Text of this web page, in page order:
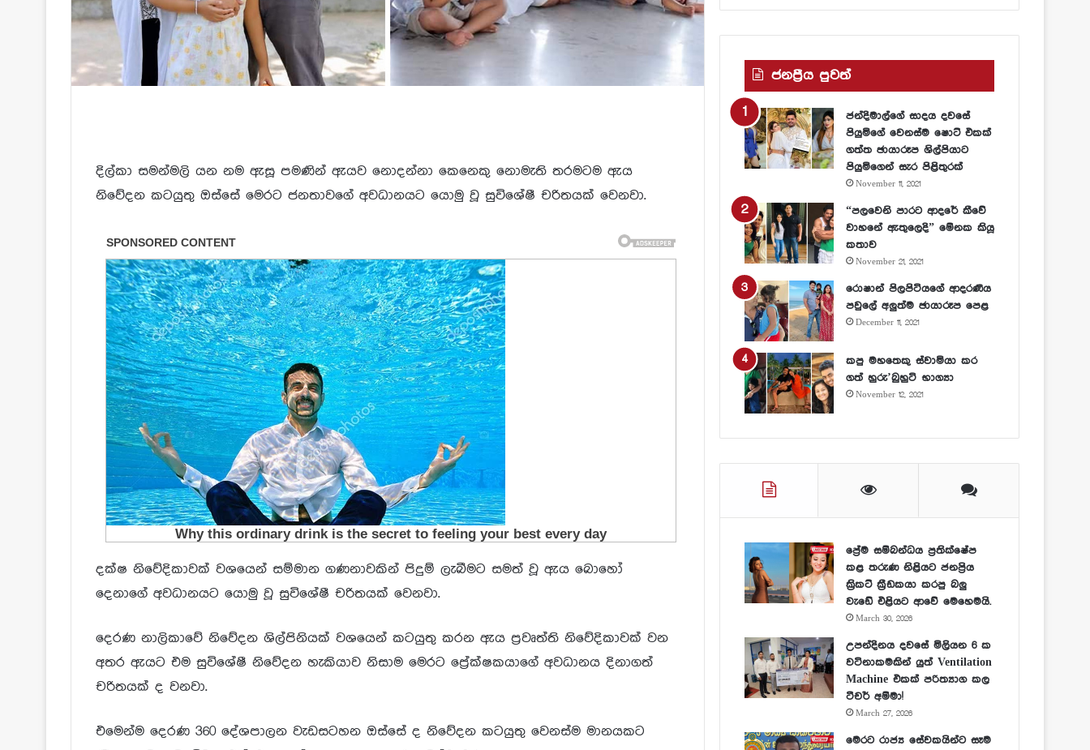
දිල්කා සමන්මලි යන නම ඇසූ පමණින් ඇයව නොදන්නා කෙනෙකු නොමැති තරමටම ඇය
නිවේදන කටයුතු ඔස්සේ මෙරට ජනතාවගේ අවධානයට යොමු වූ සුවිශේෂී චරිතයක් වෙනවා.
දක්ෂ නිවේදිකාවක් වශයෙන් සම්මාන ගණනාවකින් පිදුම් ලැබීමට සමත් වූ ඇය බොහෝ
දෙනාගේ අවධානයට යොමු වූ සුවිශේෂී චරිතයක් වෙනවා.
දෙරණ නාලිකාවේ නිවේදන ශිල්පිනියක් වශයෙන් කටයුතු කරන ඇය ප්‍රවෘත්ති නිවේදිකාවක් වන
අතර ඇයට එම සුවිශේෂී නිවේදන හැකියාව නිසාම මෙරට ප්‍රේක්ෂකයාගේ අවධානය දිනාගත්
චරිතයක් ද වනවා.
එමෙන්ම දෙරණ 360 දේශපාලන වැඩසටහන ඔස්සේ ද නිවේදන කටයුතු වෙනස්ම මානයකට
ජනප්‍රීය පුවත්
ජන්දිමාල්ගේ සාදය දවසේ
පියුමිගේ වෙනස්ම ෂොට් එකක්
ගත්ත ඡායාරූප ශිල්පියාට
පියුමිගෙන් සැර පිළිතුරක්
November 11, 2021
“පලවෙනි පාරට ආදරේ කීවේ
වාහනේ ඇතුලෙදි” මේනක කියූ
කතාව
November 21, 2021
රොෂාන් පිලපිටියගේ ආදරණීය
පවුලේ අලුත්ම ඡායාරූප පෙළ
December 11, 2021
කපු මහතෙකු ස්වාමියා කර
ගත් හුරු’බුහුටි භාග්‍යා
November 12, 2021
ප්‍රේම සම්බන්ධය ප්‍රතික්ෂේප
කළ තරුණ නිළියට ජනප්‍රිය
ක්‍රිකට් ක්‍රීඩකයා කරපු බලු
වැඩේ එළියට ආවේ මෙහෙමයි.
March 30, 2026
උපන්දිනය දවසේ මිලියන 6 ක
වටිනාකමකින් යුත් Ventilation
Machine එකක් පරිත්‍යාග කල
ටීචර් අම්මා!
March 27, 2026
මෙරට රාජ්‍ය සේවකයින්ට සෑම